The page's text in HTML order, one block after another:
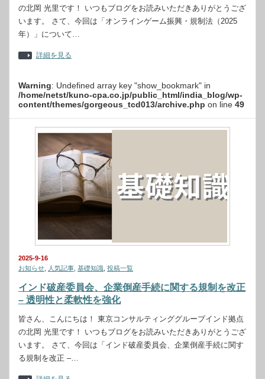
の北岡 光里です！ いつもブログをお読みいただきありがとうござ
います。 さて、今回は「オンラインゲーム振興・規制法（2025
年）」について…
詳細を見る
Warning: Undefined array key "show_bookmark" in
/home/netst/kuno-cpa.co.jp/public_html/india_blog/wp-
content/themes/gorgeous_tcd013/archive.php on line 49
2025-9-16
お知らせ
人気記事 基礎知識 投稿一覧
インド破産委員会、企業倒産手続に関する規制を改正
– 透明性と柔軟性を強化
皆さん、こんにちは！ 東京コンサルティンググループインド拠点
の北岡 光里です！ いつもブログをお読みいただきありがとうござ
います。 さて、今回は「インド破産委員会、企業倒産手続に関す
る規制を改正 –…